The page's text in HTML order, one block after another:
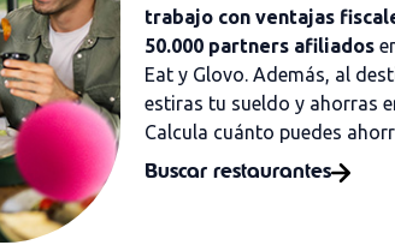
trabajo con ventajas
50.000 partners afiliados
Eat y Glovo. Además, al
estiras tu sueldo y ahorras
Calcula cuánto puedes
Buscar restaurantes